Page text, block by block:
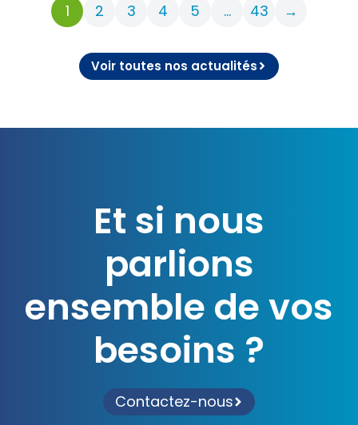
1 2 3 4 5 … 43 →
Voir toutes nos actualités
Et si nous
parlions
ensemble de vos
besoins ?
Contactez-nous